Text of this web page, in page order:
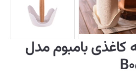
کاغذی بامبوم مدل